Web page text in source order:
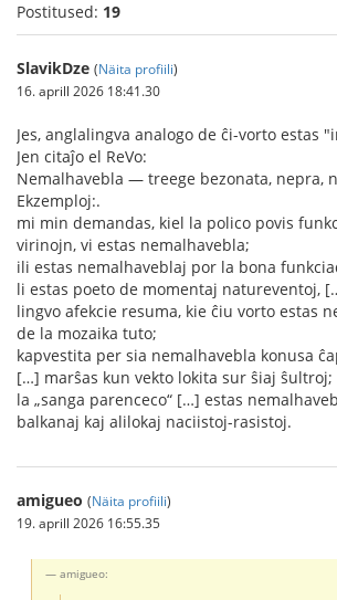
Postitused: 19
SlavikDze (Näita profiili)
16. aprill 2026 18:41.30
Jes, anglalingva analogo de ĉi-vorto estas
Jen citaĵo el ReVo:
Nemalhavebla — treege bezonata, nepra,
Ekzemploj:.
mi min demandas, kiel la polico povis
virinojn, vi estas nemalhavebla;
ili estas nemalhaveblaj por la bona
li estas poeto de momentaj natureventoj,
lingvo afekcie resuma, kie ĉiu vorto estas
de la mozaika tuto;
kapvestita per sia nemalhavebla konusa
[…] marŝas kun vekto lokita sur ŝiaj ŝultroj;
la „sanga parenceco“ […] estas
balkanaj kaj alilokaj naciistoj-rasistoj.
amigueo (Näita profiili)
19. aprill 2026 16:55.35
amigueo: